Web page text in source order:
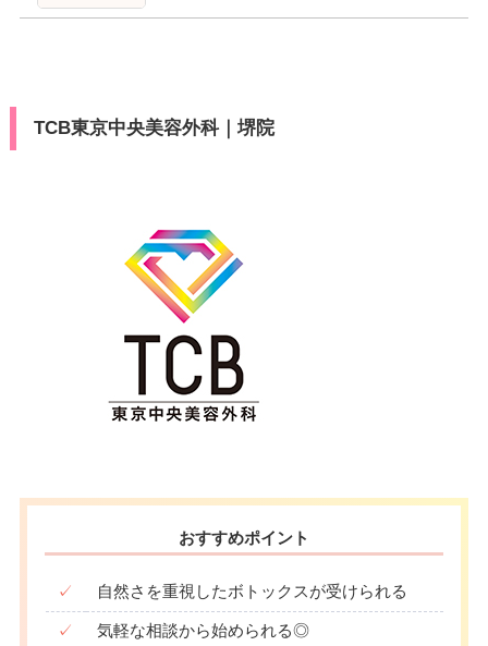
TCB東京中央美容外科｜堺院
おすすめポイント
✓ 自然さを重視したボトックスが受けられる
✓ 気軽な相談から始められる◎